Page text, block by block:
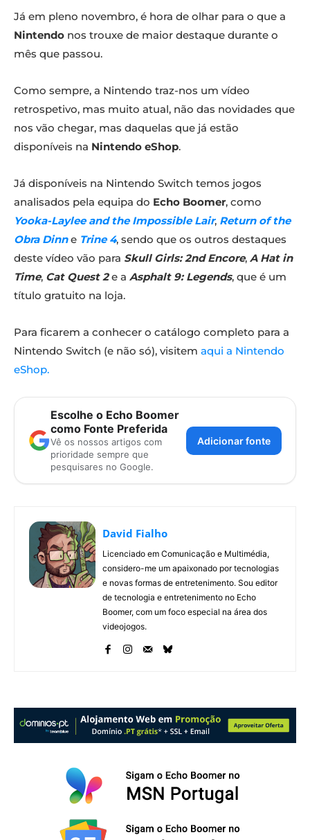
Já em pleno novembro, é hora de olhar para o que a
Nintendo nos trouxe de maior destaque durante o
mês que passou.
Como sempre, a Nintendo traz-nos um vídeo
retrospetivo, mas muito atual, não das novidades que
nos vão chegar, mas daquelas que já estão
disponíveis na Nintendo eShop.
Já disponíveis na Nintendo Switch temos jogos
analisados pela equipa do Echo Boomer, como
Yooka-Laylee and the Impossible Lair, Return of the
Obra Dinne Trine 4, sendo que os outros destaques
deste vídeo vão para Skull Girls: 2nd Encore, A Hat in
Time, Cat Quest 2e a Asphalt 9: Legends, que é um
título gratuito na loja.
Para ficarem a conhecer o catálogo completo para a
Nintendo Switch (e não só), visitem aqui a Nintendo
eShop.
Escolhe o Echo Boomer
como Fonte Preferida
Vê os nossos artigos com
prioridade sempre que
pesquisares no Google.
Adicionar fonte
David Fialho
Licenciado em Comunicação e Multimédia,
considero-me um apaixonado por tecnologias
e novas formas de entretenimento. Sou editor
de tecnologia e entretenimento no Echo
Boomer, com um foco especial na área dos
videojogos.